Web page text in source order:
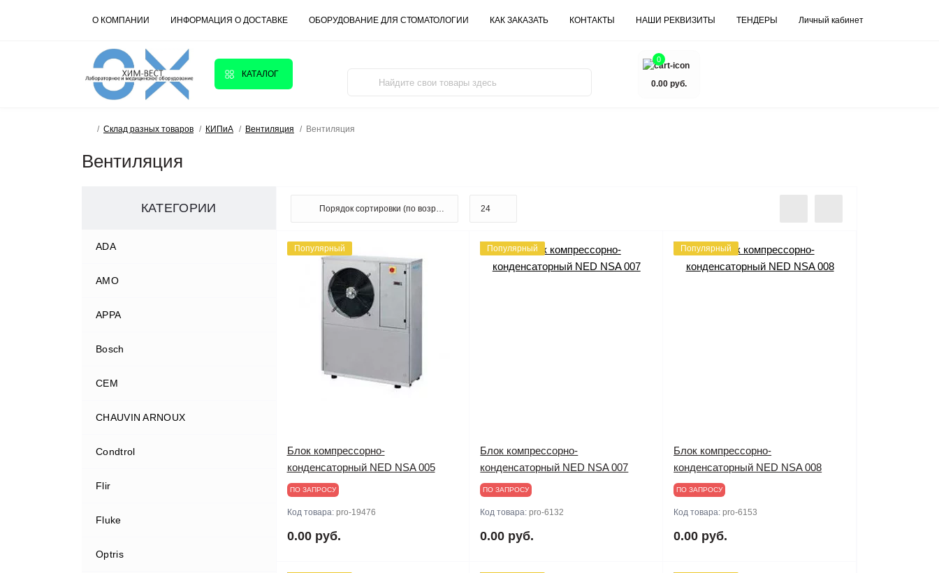
О КОМПАНИИ ИНФОРМАЦИЯ О ДОСТАВКЕ ОБОРУДОВАНИЕ ДЛЯ СТОМАТОЛОГИИ КАК ЗАКАЗАТЬ КОНТАКТЫ НАШИ РЕКВИЗИТЫ ТЕНДЕРЫ Личный кабинет
КАТАЛОГ
0
0.00 руб.
Склад разных товаров КИПиА Вентиляция Вентиляция
Вентиляция
КАТЕГОРИИ
ADA
AMO
APPA
Bosch
CEM
CHAUVIN ARNOUX
Condtrol
Flir
Fluke
Optris
Популярный
Блок компрессорно-
конденсаторный NED NSA 005
ПО ЗАПРОСУ
Код товара: pro-19476
0.00 руб.
Популярный
Блок компрессорно-
конденсаторный NED NSA 007
ПО ЗАПРОСУ
Код товара:pro-6132
0.00 руб.
Популярный
Блок компрессорно-
конденсаторный NED NSA 008
ПО ЗАПРОСУ
Код товара:pro-6153
0.00 руб.